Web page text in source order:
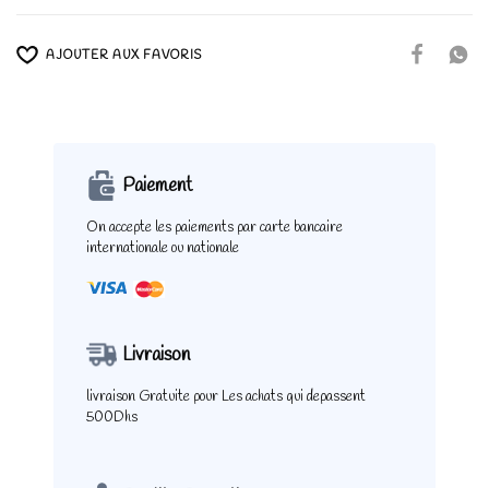
AJOUTER AUX FAVORIS
Paiement
On accepte les paiements par carte bancaire
internationale ou nationale
Livraison
livraison Gratuite pour Les achats qui depassent
500Dhs